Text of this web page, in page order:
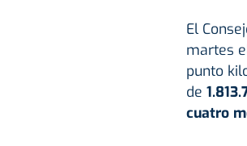
El
martes
punto
de
cuatro